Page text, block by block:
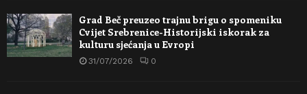
Grad Beč preuzeo trajnu brigu o spomeniku
Cvijet Srebrenice-Historijski iskorak za
kulturu sjećanja u Evropi
31/07/2026 0